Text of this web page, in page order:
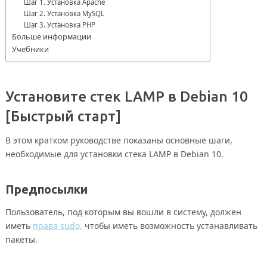
Шаг 1. Установка Apache
Шаг 2. Установка MySQL
Шаг 3. Установка PHP
Больше информации
Учебники
Установите стек LAMP в Debian 10
[Быстрый старт]
В этом кратком руководстве показаны основные шаги,
необходимые для установки стека LAMP в Debian 10.
Предпосылки
Пользователь, под которым вы вошли в систему, должен
иметь права sudo, чтобы иметь возможность устанавливать
пакеты.